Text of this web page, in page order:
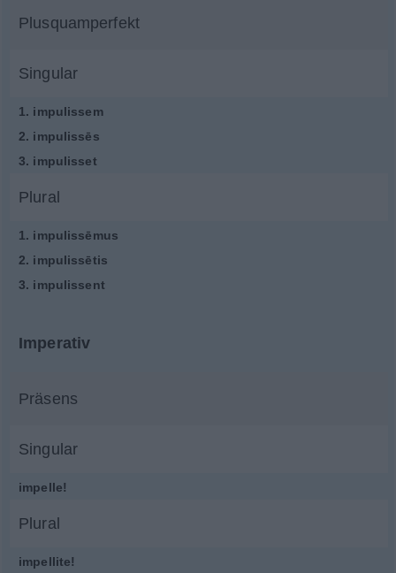
Plusquamperfekt
Singular
1. impulissem
2. impulissēs
3. impulisset
Plural
1. impulissēmus
2. impulissētis
3. impulissent
Imperativ
Präsens
Singular
impelle!
Plural
impellite!